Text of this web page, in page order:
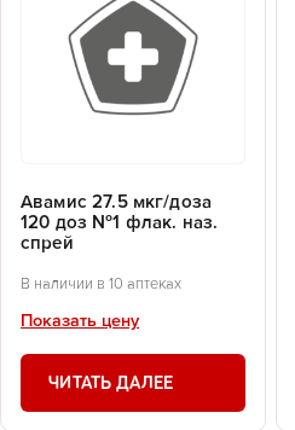
Авамис 27.5 мкг/доза
120 доз №1 флак. наз.
спрей
В наличии в 10 аптеках
Показать цену
ЧИТАТЬ ДАЛЕЕ